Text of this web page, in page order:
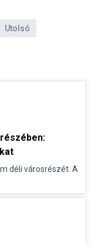
Utolsó
déli városrészét. A